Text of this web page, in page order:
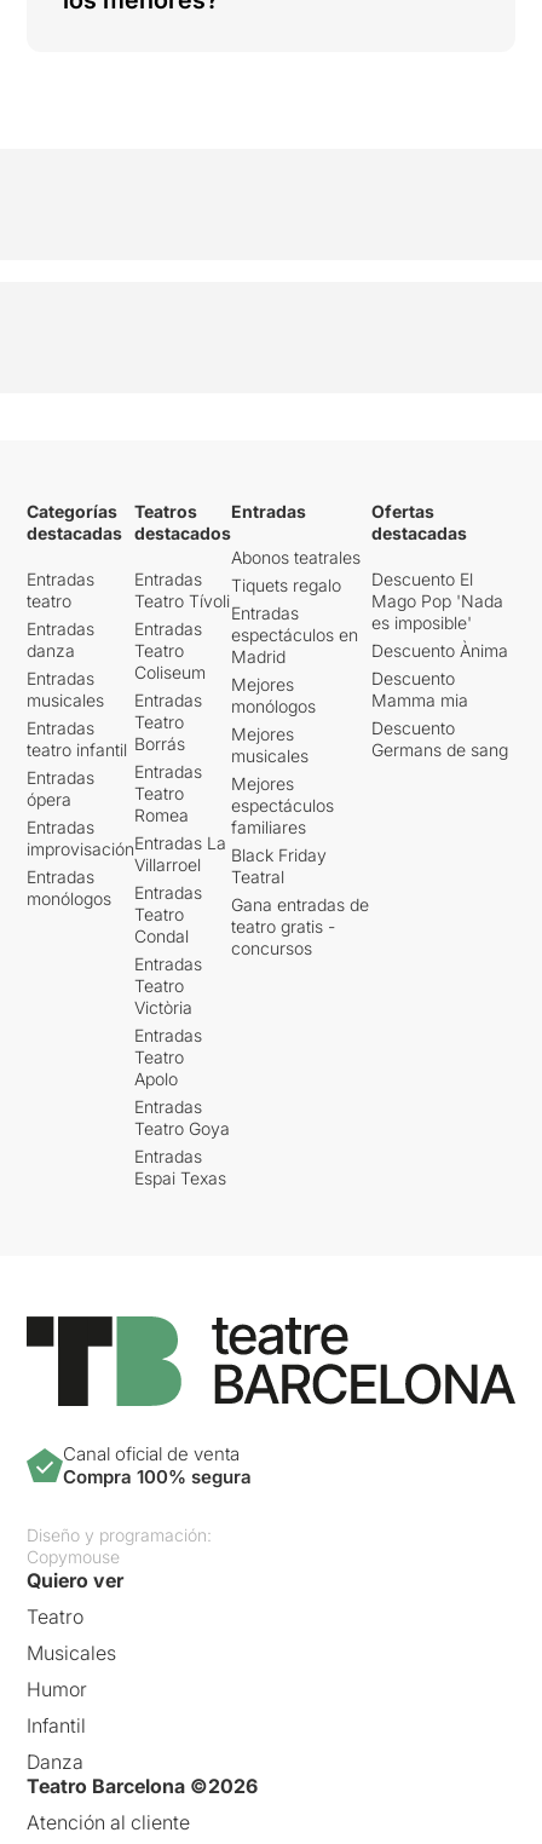
Categorías
destacadas
Entradas
teatro
Entradas
danza
Entradas
musicales
Entradas
teatro infantil
Entradas
ópera
Entradas
improvisación
Entradas
monólogos
Teatros
destacados
Entradas
Teatro Tívoli
Entradas
Teatro
Coliseum
Entradas
Teatro
Borrás
Entradas
Teatro
Romea
Entradas La
Villarroel
Entradas
Teatro
Condal
Entradas
Teatro
Victòria
Entradas
Teatro
Apolo
Entradas
Teatro Goya
Entradas
Espai Texas
Entradas
Abonos teatrales
Tiquets regalo
Entradas
espectáculos en
Madrid
Mejores
monólogos
Mejores
musicales
Mejores
espectáculos
familiares
Black Friday
Teatral
Gana entradas de
teatro gratis -
concursos
Ofertas
destacadas
Descuento El
Mago Pop 'Nada
es imposible'
Descuento Ànima
Descuento
Mamma mia
Descuento
Germans de sang
Canal oficial de venta
Compra 100% segura
Diseño y programación:
Copymouse
Quiero ver
Teatro
Musicales
Humor
Infantil
Danza
Teatro Barcelona ©2026
Atención al cliente